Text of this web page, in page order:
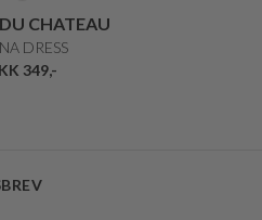
CHATEAU
DRESS
349,-